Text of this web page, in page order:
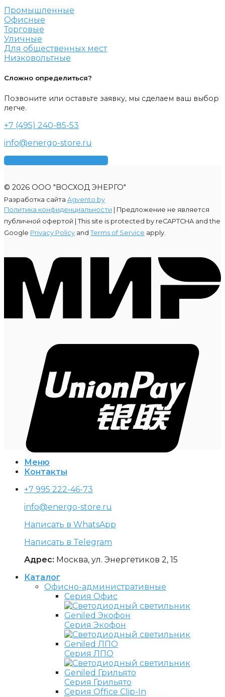
Промышленные
Офисные
Торговые
Уличные
Для общественных мест
Низковольтные
Сложно определиться?
Позвоните или оставьте заявку, мы сделаем ваш выбор
легче.
+7 (495) 240-85-53
info@energo-store.ru
Получить консультацию
© 2026 ООО "ВОСХОД ЭНЕРГО"
Разработка сайта Agvento.by
Политика конфиденциальности | Предложение не является
публичной офертой | This site is protected by reCAPTCHA and the
Google Privacy Policy and Terms of Service apply.
Меню
Контакты
+7 995 222-46-73
info@energo-store.ru
Написать в WhatsApp
Написать в Telegram
Адрес: Москва, ул. Энергетиков 2, 15
Каталог
Офисно-административные
Серия Офис
Серия Экофон
Серия ЛПО
Серия Грильято
Серия Office Clip-In